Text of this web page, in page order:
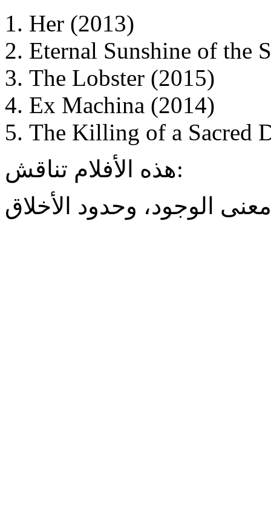
Her (2013)
Eternal Sunshine of the
The Lobster (2015)
Ex Machina (2014)
The Killing of a Sacred
هذه الأفلام تناقش: